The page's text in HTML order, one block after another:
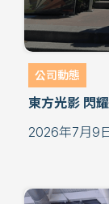
公司動態
東方光影 閃
2026年7月9